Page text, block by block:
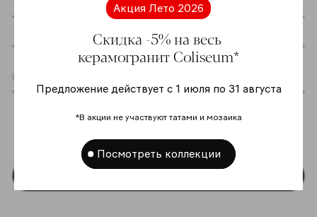
Акция Лето 2026
Скидка -5% на весь
керамогранит Coliseum*
Предложение действует с 1 июля по 31 августа
*В акции не участвуют татами и мозаика
Посмотреть коллекции
Я даю согласие на хранение и обработку
моих персональных данных согласно
Политике в отношении обработки
персональных данных*